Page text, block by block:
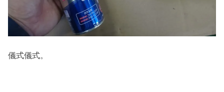
儀式儀式。